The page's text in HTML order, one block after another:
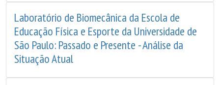
Laboratório de Biomecânica da Escola de
Educação Física e Esporte da Universidade de
São Paulo: Passado e Presente - Análise da
Situação Atual